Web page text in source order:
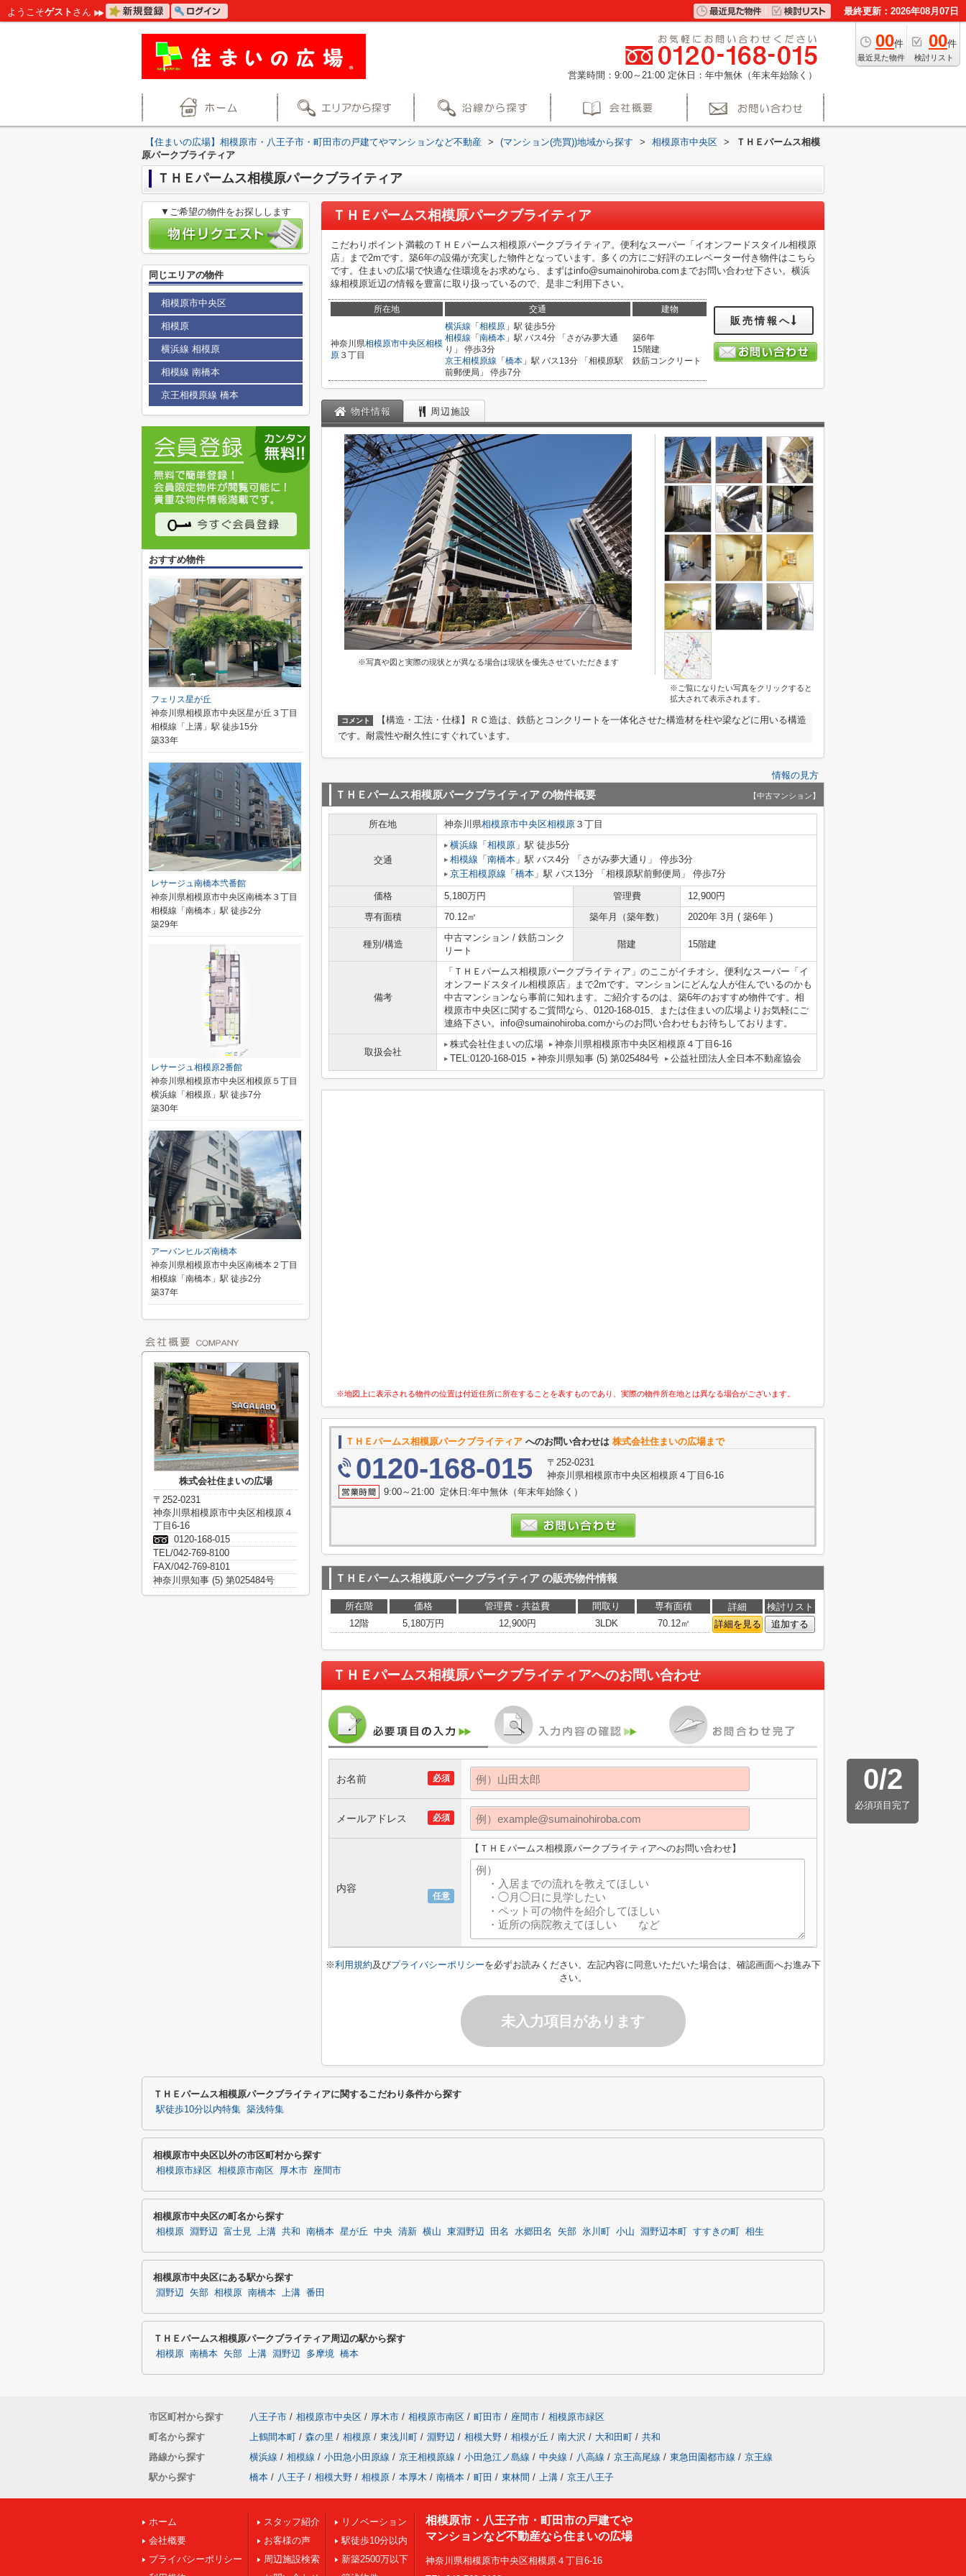
ようこそゲスト さん 最終更新：2026年08月07日
00件
最近見た物件
00件
検討リスト
営業時間：9:00～21:00 定休日：年中無休（年末年始除く）
【住まいの広場】相模原市・八王子市・町田市の戸建てやマンションなど不動産 > (マンション(売買))地域から探す > 相模原市中央区 >
ＴＨＥパームス相模
原パークブライティア
ＴＨＥパームス相模原パークブライティア
ＴＨＥパームス相模原パークブライティア
こだわりポイント満載のＴＨＥパームス相模原パークブライティア。便利なスーパー「イオンフードスタイル相模原
店」まで2mです。築6年の設備が充実した物件となっています。多くの方にご好評のエレベーター付き物件はこちら
です。住まいの広場で快適な住環境をお求めなら、まずはinfo@sumainohiroba.comまでお問い合わせ下さい。横浜
線相模原近辺の情報を豊富に取り扱っているので、是非ご利用下さい。
所在地 交通 建物
神奈川県相模原市中央区相模
原 ３丁目
横浜線 「 相模原 」駅 徒歩5分
相模線 「 南橋本 」駅 バス4分 「さがみ夢大通
り」 停歩3分
京王相模原線 「 橋本 」駅 バス13分 「相模原駅
前郵便局」 停歩7分
築6年
15階建
鉄筋コンクリート
販売情報へ
物件情報 周辺施設
※写真や図と実際の現状とが異なる場合は現状を優先させていただきます
※ご覧になりたい写真をクリックすると
拡大されて表示されます。
コメント
【構造・工法・仕様】ＲＣ造は、鉄筋とコンクリートを一体化させた構造材を柱や梁などに用いる構造
です。耐震性や耐久性にすぐれています。
情報の見方
ＴＨＥパームス相模原パークブライティアの物件概要 【中古マンション】
所在地 神奈川県相模原市中央区相模原 ３丁目
交通
横浜線 「 相模原 」駅 徒歩5分
相模線 「 南橋本 」駅 バス4分 「さがみ夢大通り」 停歩3分
京王相模原線 「 橋本 」駅 バス13分 「相模原駅前郵便局」 停歩7分
価格 5,180万円 管理費
12,900円
専有面積
70.12㎡ 築年月（築年数） 2020年 3月 ( 築6年 )
種別/構造
中古マンション / 鉄筋コンク
リート
階建 15階建
備考
「ＴＨＥパームス相模原パークブライティア」のここがイチオシ。便利なスーパー「イ
オンフードスタイル相模原店」まで2mです。マンションにどんな人が住んでいるのかも
中古マンションなら事前に知れます。ご紹介するのは、築6年のおすすめ物件です。相
模原市中央区に関するご質問なら、0120-168-015、または住まいの広場よりお気軽にご
連絡下さい。info@sumainohiroba.comからのお問い合わせもお待ちしております。
取扱会社
株式会社住まいの広場
神奈川県相模原市中央区相模原４丁目6-16
TEL:0120-168-015
神奈川県知事 (5) 第025484号 公益社団法人全日本不動産協会
※地図上に表示される物件の位置は付近住所に所在することを表すものであり、実際の物件所在地とは異なる場合がございます。
ＴＨＥパームス相模原パークブライティア へのお問い合わせは 株式会社住まいの広場まで
0120-168-015
〒252-0231
神奈川県相模原市中央区相模原４丁目6-16
9:00～21:00 定休日:年中無休（年末年始除く）
ＴＨＥパームス相模原パークブライティアの販売物件情報
所在階 価格 管理費・共益費 間取り 専有面積 詳細
検討リスト
12階
5,180万円 12,900円 3LDK 70.12㎡ 詳細を見る 追加する
ＴＨＥパームス相模原パークブライティアへのお問い合わせ
0/2
必須項目完了
必須
お名前
必須
メールアドレス
任意
内容
【ＴＨＥパームス相模原パークブライティアへのお問い合わせ】
※利用規約及びプライバシーポリシーを必ずお読みください。左記内容に同意いただいた場合は、確認画面へお進み下
さい。
未入力項目があります
▼ご希望の物件をお探しします
同じエリアの物件
相模原市中央区
相模原
横浜線 相模原
相模線 南橋本
京王相模原線 橋本
おすすめ物件
フェリス星が丘
神奈川県相模原市中央区星が丘３丁目
相模線「上溝」駅 徒歩15分
築33年
レサージュ南橋本弐番館
神奈川県相模原市中央区南橋本３丁目
相模線「南橋本」駅 徒歩2分
築29年
レサージュ相模原2番館
神奈川県相模原市中央区相模原５丁目
横浜線「相模原」駅 徒歩7分
築30年
アーバンヒルズ南橋本
神奈川県相模原市中央区南橋本２丁目
相模線「南橋本」駅 徒歩2分
築37年
株式会社住まいの広場
〒252-0231
神奈川県相模原市中央区相模原４
丁目6-16
0120-168-015
TEL/042-769-8100
FAX/042-769-8101
神奈川県知事 (5) 第025484号
ＴＨＥパームス相模原パークブライティアに関するこだわり条件から探す
駅徒歩10分以内特集 築浅特集
相模原市中央区以外の市区町村から探す
相模原市緑区 相模原市南区 厚木市 座間市
相模原市中央区の町名から探す
相模原 淵野辺 富士見 上溝 共和 南橋本 星が丘 中央 清新 横山 東淵野辺 田名 水郷田名 矢部 氷川町 小山 淵野辺本町 すすきの町 相生
相模原市中央区にある駅から探す
淵野辺 矢部 相模原 南橋本 上溝 番田
ＴＨＥパームス相模原パークブライティア周辺の駅から探す
相模原 南橋本 矢部 上溝 淵野辺 多摩境 橋本
市区町村から探す 八王子市 / 相模原市中央区 / 厚木市 / 相模原市南区 / 町田市 / 座間市 / 相模原市緑区
町名から探す
上鶴間本町 / 森の里 / 相模原 / 東浅川町 / 淵野辺 / 相模大野 / 相模が丘 / 南大沢 / 大和田町 / 共和
路線から探す
横浜線 / 相模線 / 小田急小田原線 / 京王相模原線 / 小田急江ノ島線 / 中央線 / 八高線 / 京王高尾線 / 東急田園都市線 / 京王線
駅から探す
橋本 / 八王子 / 相模大野 / 相模原 / 本厚木 / 南橋本 / 町田 / 東林間 / 上溝 / 京王八王子
ホーム
会社概要
プライバシーポリシー
スタッフ紹介
お客様の声
周辺施設検索
リノベーション
駅徒歩10分以内
新築2500万以下
相模原市・八王子市・町田市の戸建てや
マンションなど不動産なら住まいの広場
神奈川県相模原市中央区相模原４丁目6-16